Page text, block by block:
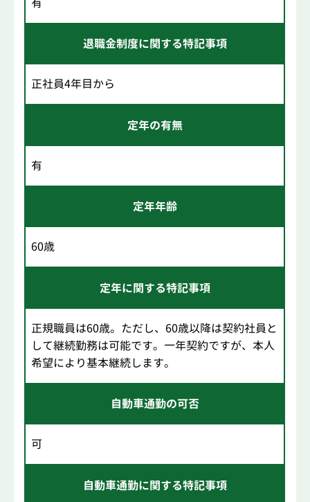
退職金制度に関する特記事項
正社員4年目から
定年の有無
有
定年年齢
60歳
定年に関する特記事項
正規職員は60歳。ただし、60歳以降は契約社員と
して継続勤務は可能です。一年契約ですが、本人
希望により基本継続します。
自動車通勤の可否
可
自動車通勤に関する特記事項